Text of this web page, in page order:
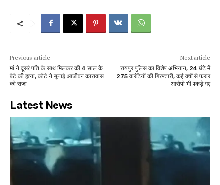
Previous article
मां ने दूसरे पति के साथ मिलकर की 4 साल के
बेटे की हत्या, कोर्ट ने सुनाई आजीवन कारावास
की सजा
Next article
रायपुर पुलिस का विशेष अभियान, 24 घंटे में
275 वारंटियों की गिरफ्तारी, कई वर्षों से फरार
आरोपी भी पकड़े गए
Latest News